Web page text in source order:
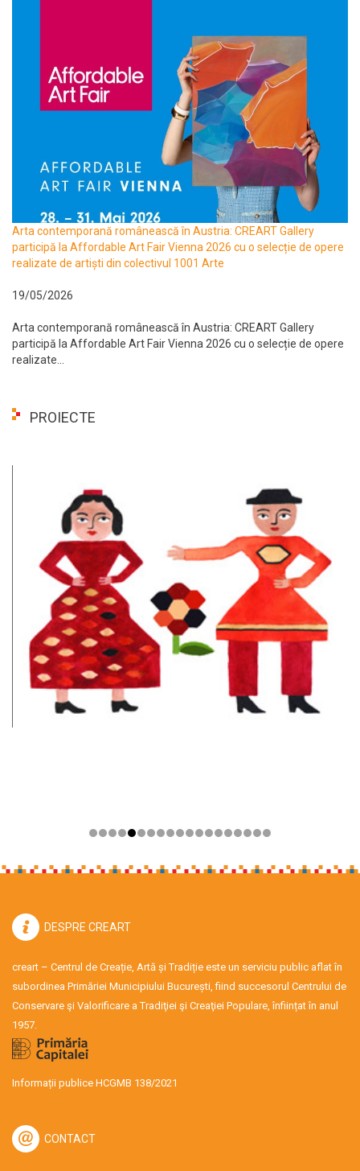
Arta contemporană românească în Austria: CREART Gallery
participă la Affordable Art Fair Vienna 2026 cu o selecție de opere
realizate de artiști din colectivul 1001 Arte
19/05/2026
Arta contemporană românească în Austria: CREART Gallery
participă la Affordable Art Fair Vienna 2026 cu o selecție de opere
realizate...
PROIECTE
DESPRE CREART
creart – Centrul de Creație, Artă și Tradiție este un serviciu public aflat în
subordinea Primăriei Municipiului București, fiind succesorul Centrului de
Conservare şi Valorificare a Tradiţiei şi Creaţiei Populare, înființat în anul
1957.
Informații publice HCGMB 138/2021
CONTACT